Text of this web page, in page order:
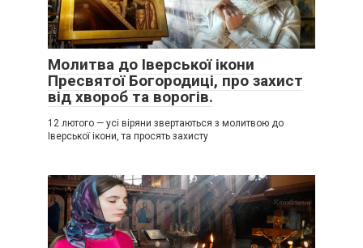
Молитва до Іверської ікони
Пресвятої Богородиці, про захист
від хвороб та ворогів.
12 лютого — усі віряни звертаються з молитвою до
Іверської ікони, та просять захисту